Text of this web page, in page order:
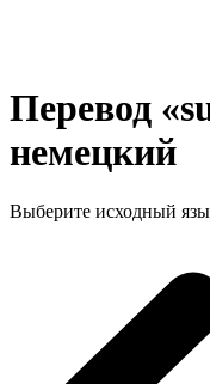
Перевод
немецкий
Выберите исходный